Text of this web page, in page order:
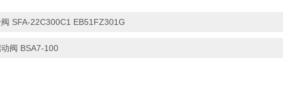
SFA-22C300C1 EB51FZ301G
阀 BSA7-100